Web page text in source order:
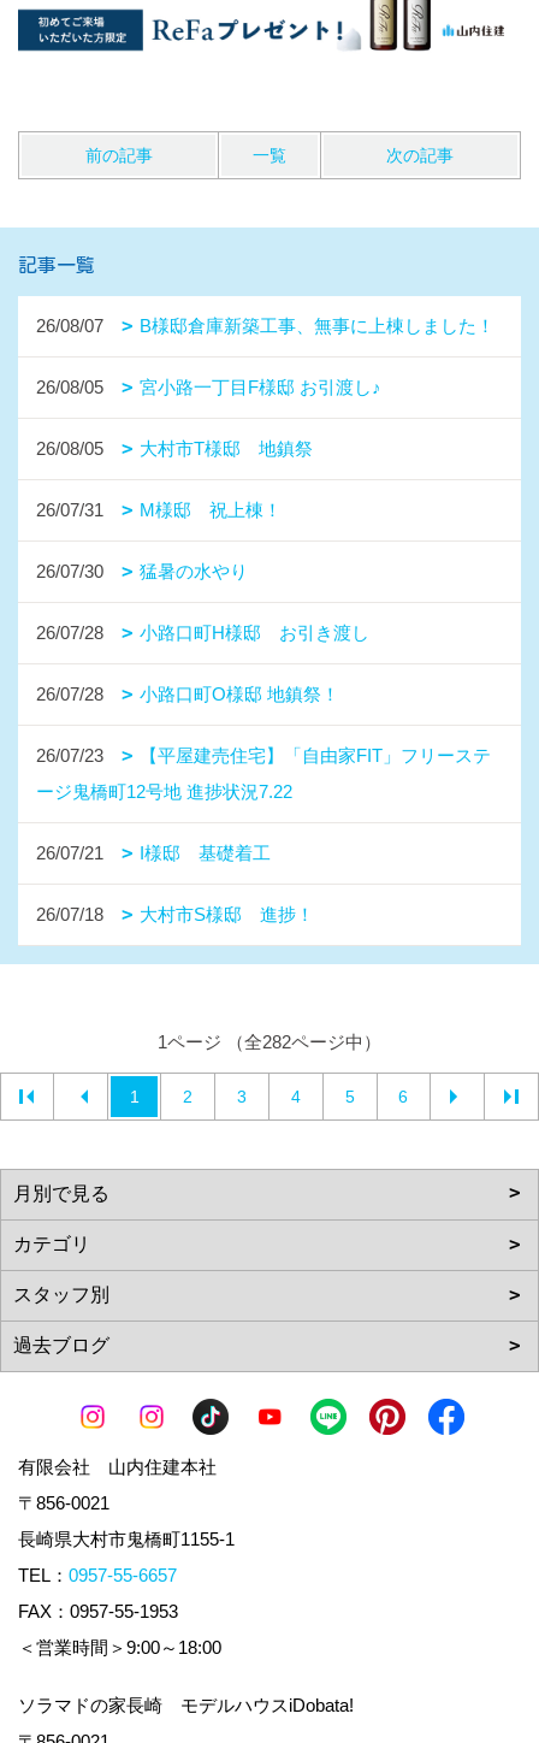
前の記事 一覧 次の記事
記事一覧
26/08/07 B様邸倉庫新築工事、無事に上棟しました！
26/08/05 宮小路一丁目F様邸 お引渡し♪
26/08/05 大村市T様邸 地鎮祭
26/07/31 M様邸 祝上棟！
26/07/30 猛暑の水やり
26/07/28 小路口町H様邸 お引き渡し
26/07/28 小路口町O様邸 地鎮祭！
26/07/23
【平屋建売住宅】「自由家FIT」フリーステ
ージ鬼橋町12号地 進捗状況7.22
26/07/21 I様邸 基礎着工
26/07/18 大村市S様邸 進捗！
1ページ （全282ページ中）
1 2 3 4 5 6
有限会社 山内住建本社
〒856-0021
長崎県大村市鬼橋町1155-1
TEL： 0957-55-6657
FAX：0957-55-1953
＜営業時間＞9:00～18:00
ソラマドの家長崎 モデルハウスiDobata!